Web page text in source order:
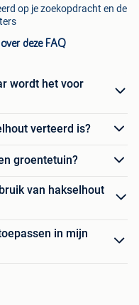
op je zoekopdracht en de
deze FAQ
wordt het voor
verteerd is?
groentetuin?
van hakselhout
in mijn